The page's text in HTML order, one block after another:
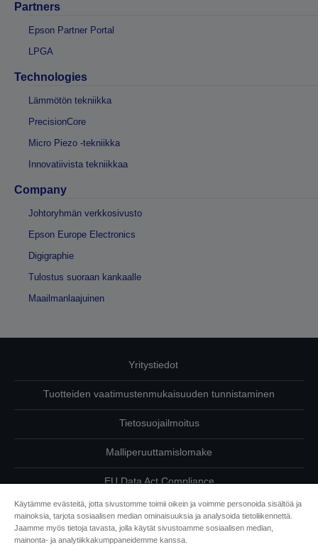
Partners
Epson Partner Portal
LPGA
Technologies
Lämmötön tekniikka
PrecisionCore
Micro Piezo -tekniikka
Innovatiivista tekniikkaa
Company
Johtoryhmän verkkosivusto
Epson Europe Electronics
Digigraphie
Tulostus suoraan kankaalle
Maailmanlaajuinen
Yritystiedot
Tuotteiden vaatimustenmukaisuuden tunnistaminen
Tietosuojailmoitus
Malliperuuttamislomake
EU Data Act Compliance
Ota meihin yhteyttä omista tiedoistasi
Tietoa evästeistä
Käytämme evästeitä, jotta sivustomme toimii oikein ja voimme personoida sisältöä ja
mainoksia, tarjota sosiaalisen median ominaisuuksia ja analysoida tietoliikennettä.
Jaamme myös tietoja tavasta, jolla käytät sivustoamme sosiaalisen median,
mainonta- ja analytiikkakumppaneidemme kanssa.